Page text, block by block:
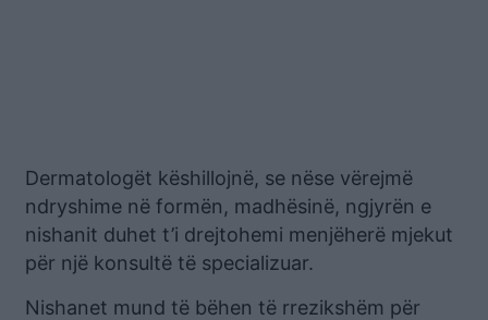
Dermatologët këshillojnë, se nëse vërejmë
ndryshime në formën, madhësinë, ngjyrën e
nishanit duhet t’i drejtohemi menjëherë mjekut
për një konsultë të specializuar.
Nishanet mund të bëhen të rrezikshëm për